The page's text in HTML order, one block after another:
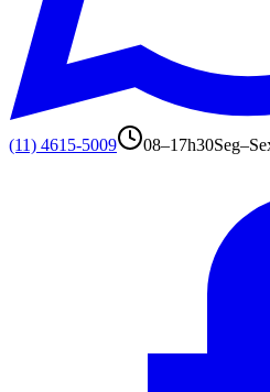
(11) 4615-5009 08–17h30